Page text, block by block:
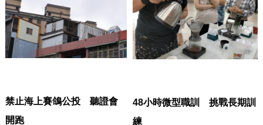
禁止海上賽鴿公投 聽證會
開跑
48小時微型職訓 挑戰長期訓
練